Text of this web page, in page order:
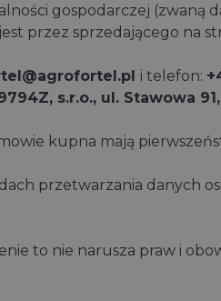
gospodarczej (zwaną
przez sprzedającego na
i telefon:
9794Z, s.r.o., ul. Stawowa
kupna mają
przetwarzania danych
to nie narusza praw i